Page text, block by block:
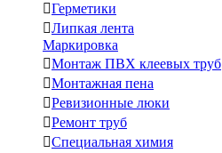
Герметики
Липкая лента
Маркировка
Монтаж ПВХ клеевых труб
Монтажная пена
Ревизионные люки
Ремонт труб
Специальная химия